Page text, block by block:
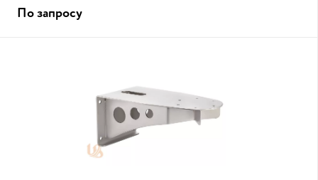
По запросу